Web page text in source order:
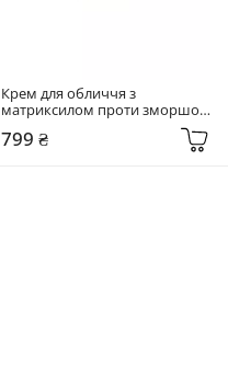
Крем для обличчя з
матриксилом проти зморшок
Volume & Tension Tox Cream
799 ₴